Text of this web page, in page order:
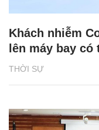
THỜI SỰ
Khách nhiễm
lên máy bay